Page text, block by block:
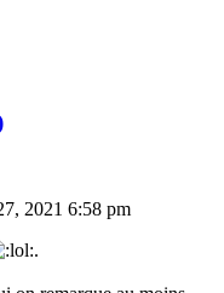
2021 6:58 pm
.